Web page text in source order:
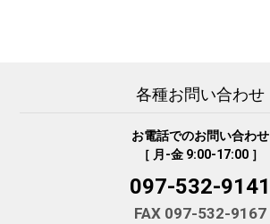
各種お問い合わせ
お電話でのお問い合わせ
［ 月-金 9:00-17:00 ］
097-532-9141
FAX 097-532-9167